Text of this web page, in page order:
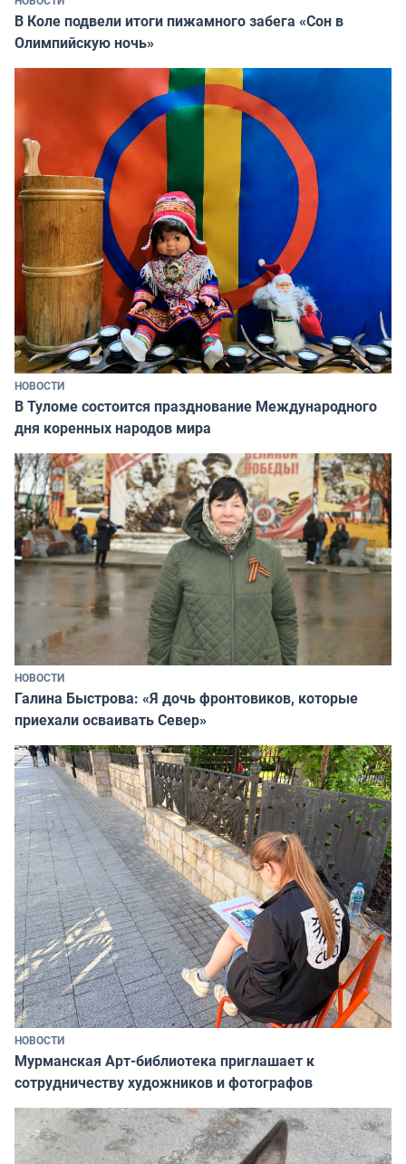
В Коле подвели итоги пижамного забега «Сон в
Олимпийскую ночь»
НОВОСТИ
В Туломе состоится празднование Международного
дня коренных народов мира
НОВОСТИ
Галина Быстрова: «Я дочь фронтовиков, которые
приехали осваивать Север»
НОВОСТИ
Мурманская Арт-библиотека приглашает к
сотрудничеству художников и фотографов